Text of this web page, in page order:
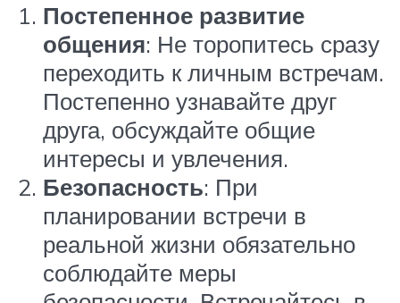
Постепенное развитие
общения: Не торопитесь сразу
переходить к личным встречам.
Постепенно узнавайте друг
друга, обсуждайте общие
интересы и увлечения.
Безопасность: При
планировании встречи в
реальной жизни обязательно
соблюдайте меры